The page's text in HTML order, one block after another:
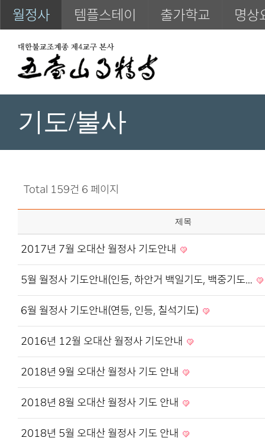
월정사 템플스테이 출가학교 명상
기도/불사
Total 159건 6 페이지
제목
2017년 7월 오대산 월정사 기도안내
5월 월정사 기도안내(인등, 하안거 백일기도, 백중기도…
6월 월정사 기도안내(연등, 인등, 칠석기도)
2016년 12월 오대산 월정사 기도안내
2018년 9월 오대산 월정사 기도 안내
2018년 8월 오대산 월정사 기도 안내
2018년 5월 오대산 월정사 기도 안내